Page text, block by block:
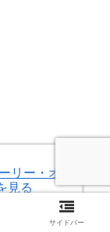
リー・オ
見る
サイドバー